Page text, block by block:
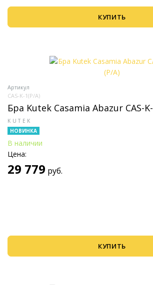
КУПИТЬ
Артикул
CAS-K-1(P/A)
Бра Kutek Casamia Abazur CAS-
KUTEK
НОВИНКА
В наличии
Цена:
29 779 руб.
КУПИТЬ